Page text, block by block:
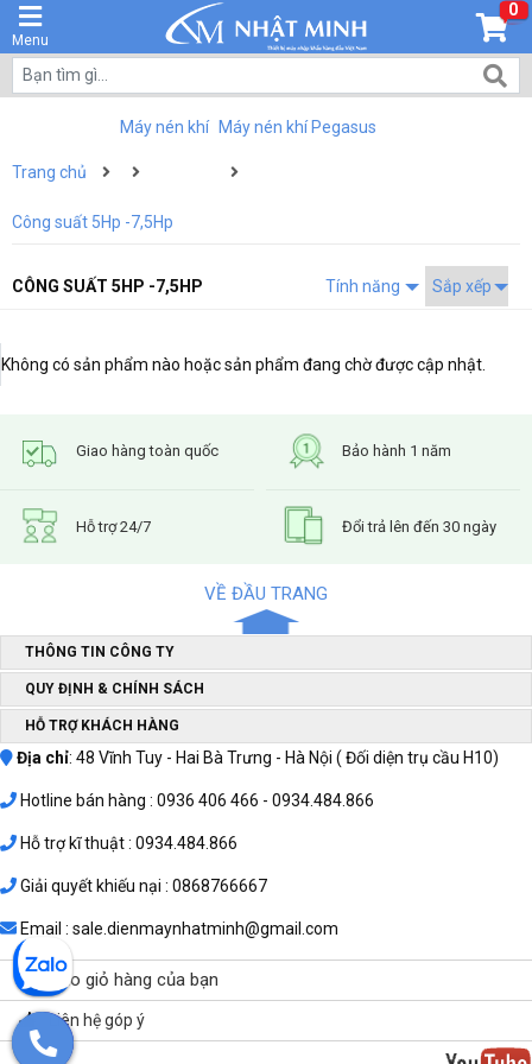
Menu
0
Trang chủ
Máy nén khí Máy nén khí Pegasus
Công suất 5Hp -7,5Hp
CÔNG SUẤT 5HP -7,5HP Tính năng
Không có sản phẩm nào hoặc sản phẩm đang chờ được cập nhật.
Giao hàng toàn quốc Bảo hành 1 năm
Hỗ trợ 24/7 Đổi trả lên đến 30 ngày
VỀ ĐẦU TRANG
THÔNG TIN CÔNG TY
QUY ĐỊNH & CHÍNH SÁCH
HỖ TRỢ KHÁCH HÀNG
Địa chỉ: 48 Vĩnh Tuy - Hai Bà Trưng - Hà Nội ( Đối diện trụ cầu H10)
Hotline bán hàng : 0936 406 466 - 0934.484.866
Hỗ trợ kĩ thuật : 0934.484.866
Giải quyết khiếu nại : 0868766667
Email : sale.dienmaynhatminh@gmail.com
Vào giỏ hàng của bạn
Liên hệ góp ý